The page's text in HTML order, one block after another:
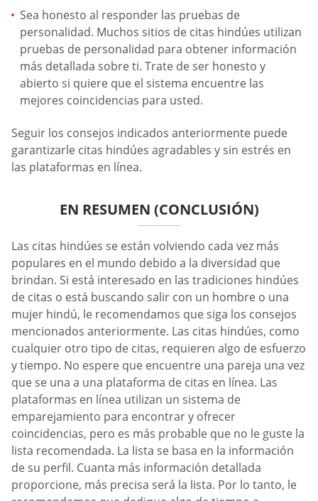
Sea honesto al responder las pruebas de
personalidad. Muchos sitios de citas hindúes utilizan
pruebas de personalidad para obtener información
más detallada sobre ti. Trate de ser honesto y
abierto si quiere que el sistema encuentre las
mejores coincidencias para usted.
Seguir los consejos indicados anteriormente puede
garantizarle citas hindúes agradables y sin estrés en
las plataformas en línea.
EN RESUMEN (CONCLUSIÓN)
Las citas hindúes se están volviendo cada vez más
populares en el mundo debido a la diversidad que
brindan. Si está interesado en las tradiciones hindúes
de citas o está buscando salir con un hombre o una
mujer hindú, le recomendamos que siga los consejos
mencionados anteriormente. Las citas hindúes, como
cualquier otro tipo de citas, requieren algo de esfuerzo
y tiempo. No espere que encuentre una pareja una vez
que se una a una plataforma de citas en línea. Las
plataformas en línea utilizan un sistema de
emparejamiento para encontrar y ofrecer
coincidencias, pero es más probable que no le guste la
lista recomendada. La lista se basa en la información
de su perfil. Cuanta más información detallada
proporcione, más precisa será la lista. Por lo tanto, le